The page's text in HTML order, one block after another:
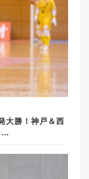
大勝！神戸＆西